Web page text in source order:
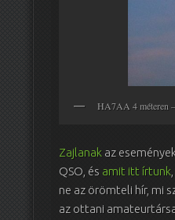
HA7AA 4 méteren
Zajlanak az
QSO, és amit itt írtunk
ne az örömteli hír, mi
az ottani